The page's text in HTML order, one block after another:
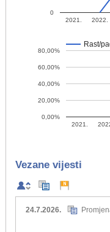
2021. 2022.
0
Rast/
2021.
0,00%
20,00%
40,00%
60,00%
80,00%
Vezane vijesti
24.7.2026.